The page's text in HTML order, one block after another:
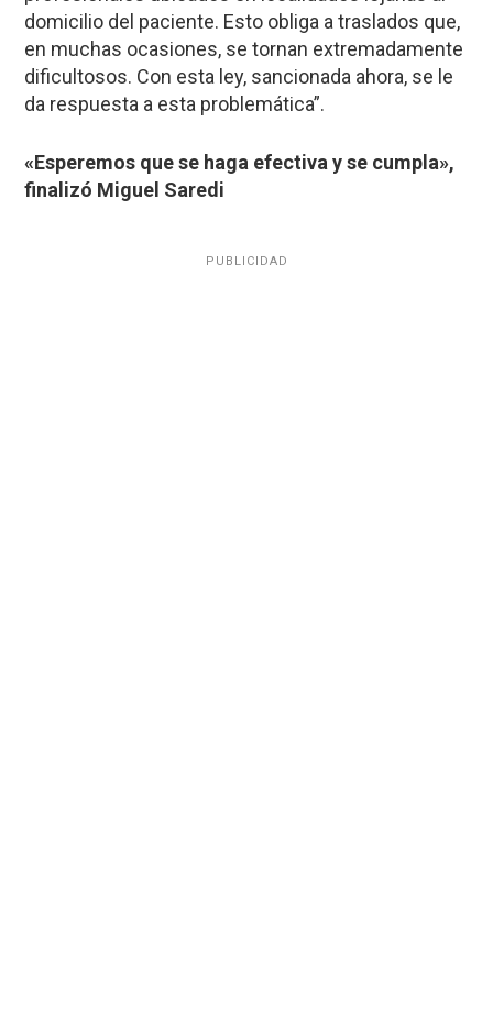
domicilio del paciente. Esto obliga a traslados que,
en muchas ocasiones, se tornan extremadamente
dificultosos. Con esta ley, sancionada ahora, se le
da respuesta a esta problemática”.
«Esperemos que se haga efectiva y se cumpla»,
finalizó Miguel Saredi
PUBLICIDAD